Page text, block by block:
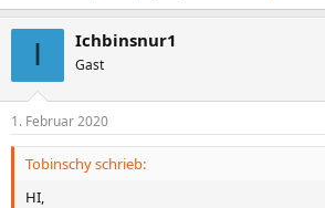
I Ichbinsnur1
Gast
1. Februar 2020
Tobinschy schrieb:
HI,